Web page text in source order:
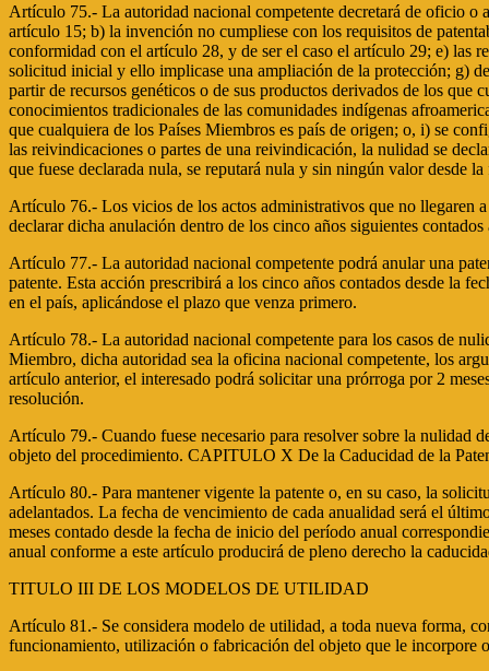
Artículo 75.- La autoridad nacional competente decretará de oficio o
artículo 15; b) la invención no cumpliese con los requisitos de
conformidad con el artículo 28, y de ser el caso el artículo 29; e) las
solicitud inicial y ello implicase una ampliación de la protección; g)
partir de recursos genéticos o de sus productos derivados de los que
conocimientos tradicionales de las comunidades indígenas
que cualquiera de los Países Miembros es país de origen; o, i) se
las reivindicaciones o partes de una reivindicación, la nulidad se
que fuese declarada nula, se reputará nula y sin ningún valor desde
Artículo 76.- Los vicios de los actos administrativos que no llegaren
declarar dicha anulación dentro de los cinco años siguientes
Artículo 77.- La autoridad nacional competente podrá anular una
patente. Esta acción prescribirá a los cinco años contados desde la
en el país, aplicándose el plazo que venza primero.
Artículo 78.- La autoridad nacional competente para los casos de
Miembro, dicha autoridad sea la oficina nacional competente, los
artículo anterior, el interesado podrá solicitar una prórroga por 2
resolución.
Artículo 79.- Cuando fuese necesario para resolver sobre la nulidad
objeto del procedimiento. CAPITULO X De la Caducidad de la
Artículo 80.- Para mantener vigente la patente o, en su caso, la
adelantados. La fecha de vencimiento de cada anualidad será el
meses contado desde la fecha de inicio del período anual
anual conforme a este artículo producirá de pleno derecho la
TITULO III DE LOS MODELOS DE UTILIDAD
Artículo 81.- Se considera modelo de utilidad, a toda nueva forma,
funcionamiento, utilización o fabricación del objeto que le incorpore